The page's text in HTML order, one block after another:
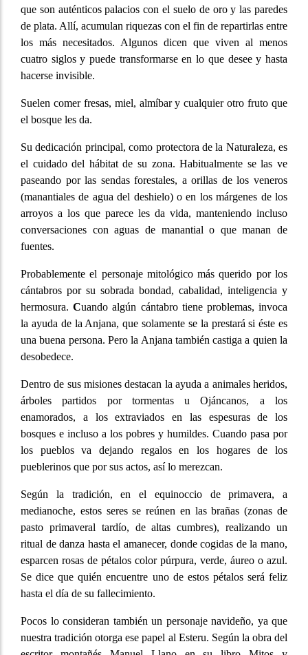
que son auténticos palacios con el suelo de oro y las paredes
de plata. Allí, acumulan riquezas con el fin de repartirlas entre
los más necesitados. Algunos dicen que viven al menos
cuatro siglos y puede transformarse en lo que desee y hasta
hacerse invisible.
Suelen comer fresas, miel, almíbar y cualquier otro fruto que
el bosque les da.
Su dedicación principal, como protectora de la Naturaleza, es
el cuidado del hábitat de su zona. Habitualmente se las ve
paseando por las sendas forestales, a orillas de los veneros
(manantiales de agua del deshielo) o en los márgenes de los
arroyos a los que parece les da vida, manteniendo incluso
conversaciones con aguas de manantial o que manan de
fuentes.
Probablemente el personaje mitológico más querido por los
cántabros por su sobrada bondad, cabalidad, inteligencia y
hermosura.Cuando algún cántabro tiene problemas, invoca
la ayuda de la Anjana, que solamente se la prestará si éste es
una buena persona. Pero la Anjana también castiga a quien la
desobedece.
Dentro de sus misiones destacan la ayuda a animales heridos,
árboles partidos por tormentas u Ojáncanos, a los
enamorados, a los extraviados en las espesuras de los
bosques e incluso a los pobres y humildes. Cuando pasa por
los pueblos va dejando regalos en los hogares de los
pueblerinos que por sus actos, así lo merezcan.
Según la tradición, en el equinoccio de primavera, a
medianoche, estos seres se reúnen en las brañas (zonas de
pasto primaveral tardío, de altas cumbres), realizando un
ritual de danza hasta el amanecer, donde cogidas de la mano,
esparcen rosas de pétalos color púrpura, verde, áureo o azul.
Se dice que quién encuentre uno de estos pétalos será feliz
hasta el día de su fallecimiento.
Pocos lo consideran también un personaje navideño, ya que
nuestra tradición otorga ese papel al Esteru. Según la obra del